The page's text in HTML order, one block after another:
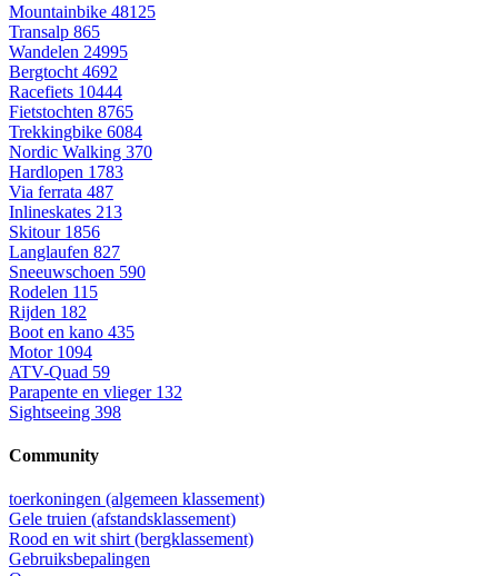
Mountainbike 48125
Transalp 865
Wandelen 24995
Bergtocht 4692
Racefiets 10444
Fietstochten 8765
Trekkingbike 6084
Nordic Walking 370
Hardlopen 1783
Via ferrata 487
Inlineskates 213
Skitour 1856
Langlaufen 827
Sneeuwschoen 590
Rodelen 115
Rijden 182
Boot en kano 435
Motor 1094
ATV-Quad 59
Parapente en vlieger 132
Sightseeing 398
Community
toerkoningen (algemeen klassement)
Gele truien (afstandsklassement)
Rood en wit shirt (bergklassement)
Gebruiksbepalingen